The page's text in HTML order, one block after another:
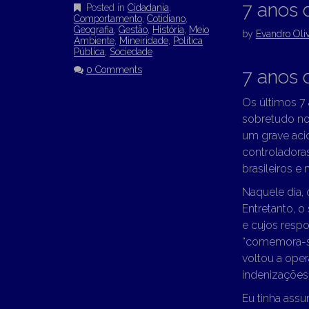
Posted in Cidadania
Comportamento Cotidiano
Geografia Gestão História
Meio
Ambiente Mineiridade Política
Pública Sociedade
0 Comments
7 anos
by Evandro
7 anos
Os últimos
sobretudo
um grave
brasileiros e
Naquele dia,
Entretanto,
e cujos
“comemora-
voltou a
indenizações.
Eu tinha